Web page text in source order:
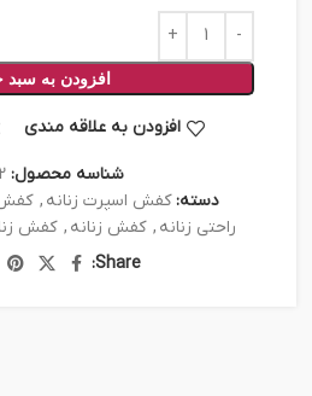
افزودن به سبد
افزودن به علاقه مندی
شناسه محصول:
دسته: کفش اسپرت زنانه , کفش
راحتی زنانه , کفش زنانه , کفش
Share: